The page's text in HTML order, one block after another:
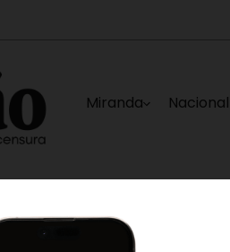
Miranda Nacional
para Venezuela»